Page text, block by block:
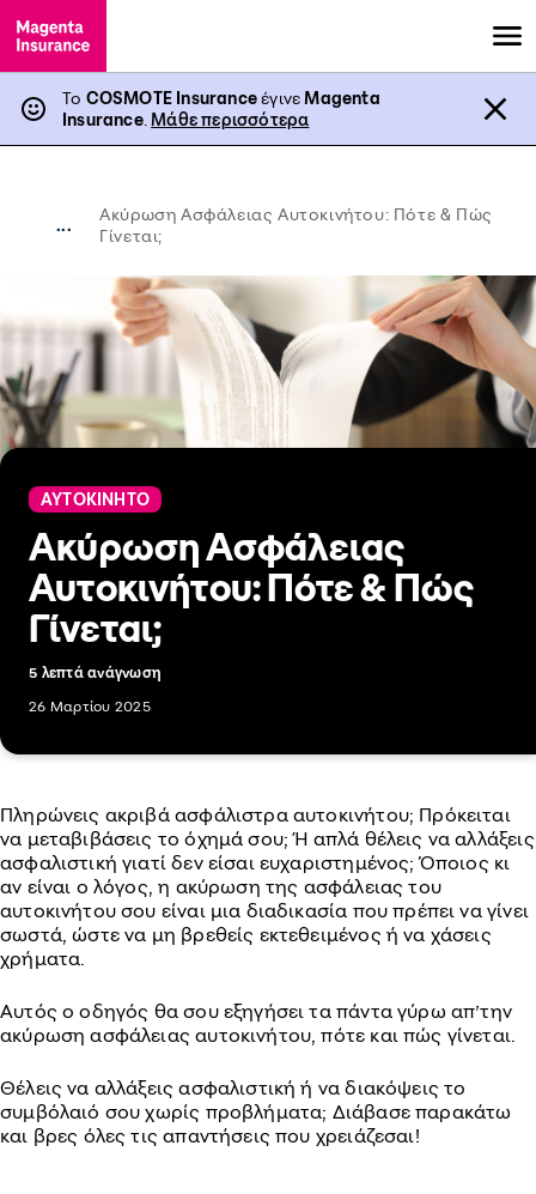
Το COSMOTE InsuranceέγινεMagenta
Insurance. Μάθε περισσότερα
...
Ακύρωση Ασφάλειας Αυτοκινήτου: Πότε & Πώς
Γίνεται;
ΑΥΤΟΚΙΝΗΤΟ
Ακύρωση Ασφάλειας
Αυτοκινήτου: Πότε & Πώς
Γίνεται;
5 λεπτά ανάγνωση
26 Μαρτίου 2025
Πληρώνεις ακριβά ασφάλιστρα αυτοκινήτου; Πρόκειται
να μεταβιβάσεις το όχημά σου; Ή απλά θέλεις να αλλάξεις
ασφαλιστική γιατί δεν είσαι ευχαριστημένος; Όποιος κι
αν είναι ο λόγος, η ακύρωση της ασφάλειας του
αυτοκινήτου σου είναι μια διαδικασία που πρέπει να γίνει
σωστά, ώστε να μη βρεθείς εκτεθειμένος ή να χάσεις
χρήματα.
Αυτός ο οδηγός θα σου εξηγήσει τα πάντα γύρω απ’την
ακύρωση ασφάλειας αυτοκινήτου, πότε και πώς γίνεται.
Θέλεις να αλλάξεις ασφαλιστική ή να διακόψεις το
συμβόλαιό σου χωρίς προβλήματα; Διάβασε παρακάτω
και βρες όλες τις απαντήσεις που χρειάζεσαι!